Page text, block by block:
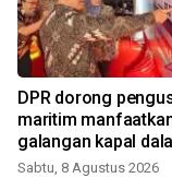
DPR dorong
maritim
galangan kapal
negeri
Sabtu, 8 Agustus 2026